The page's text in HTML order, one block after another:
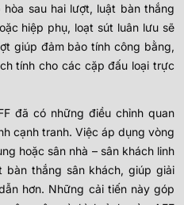
sau hai lượt, luật bàn thắng
hiệp phụ, loạt sút luân lưu sẽ
giúp đảm bảo tính công bằng,
tính cho các cặp đấu loại trực
đã có những điều chỉnh quan
cạnh tranh. Việc áp dụng vòng
hoặc sân nhà – sân khách linh
bàn thắng sân khách, giúp giải
hơn. Những cải tiến này góp